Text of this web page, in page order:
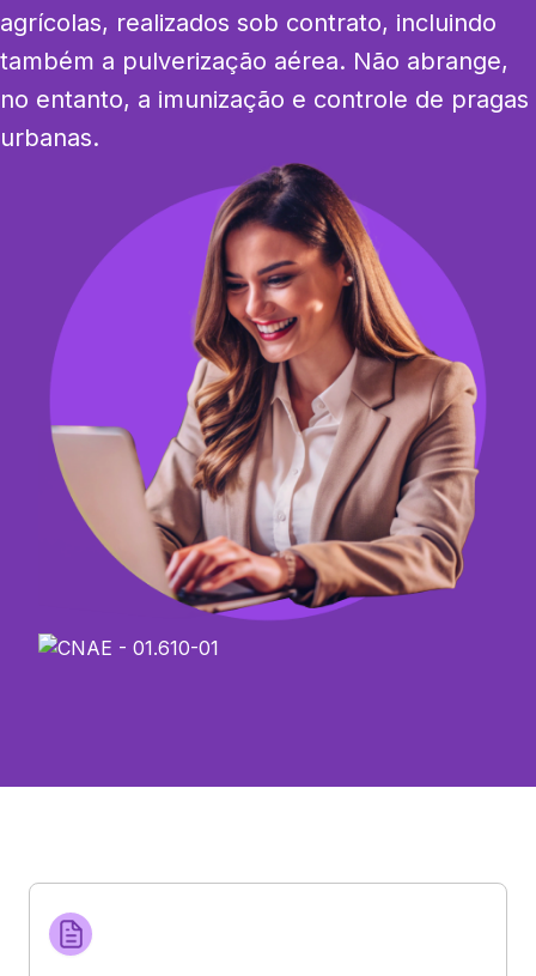
agrícolas, realizados sob contrato, incluindo
também a pulverização aérea. Não abrange,
no entanto, a imunização e controle de pragas
urbanas.